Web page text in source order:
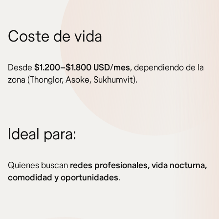
Coste de vida
Desde $1.200–$1.800 USD/mes, dependiendo de la
zona (Thonglor, Asoke, Sukhumvit).
Ideal para:
Quienes buscan redes profesionales, vida nocturna,
comodidad y oportunidades.